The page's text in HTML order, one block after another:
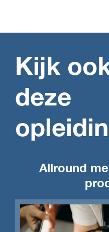
Kijk
deze
Allround